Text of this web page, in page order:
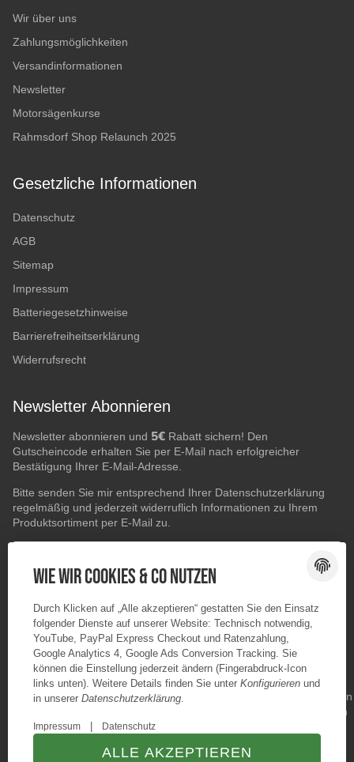
Wir über uns
Zahlungsmöglichkeiten
Versandinformationen
Newsletter
Motorsägenkurse
Rahmsdorf Shop Relaunch 2025
Gesetzliche Informationen
Datenschutz
AGB
Sitemap
Impressum
Batteriegesetzhinweise
Barrierefreiheitserklärung
Widerrufsrecht
Newsletter Abonnieren
Newsletter abonnieren und 5€ Rabatt sichern! Den
Gutscheincode erhalten Sie per E-Mail nach erfolgreicher
Bestätigung Ihrer E-Mail-Adresse.
Bitte senden Sie mir entsprechend Ihrer Datenschutzerklärung
regelmäßig und jederzeit widerruflich Informationen zu Ihrem
Produktsortiment per E-Mail zu.
ABONNIEREN
Wie wir Cookies & Co nutzen
Durch Klicken auf „Alle akzeptieren“ gestatten Sie den Einsatz
folgender Dienste auf unserer Website: Technisch notwendig,
YouTube, PayPal Express Checkout und Ratenzahlung,
Google Analytics 4, Google Ads Conversion Tracking. Sie
können die Einstellung jederzeit ändern (Fingerabdruck-Icon
links unten). Weitere Details finden Sie unter Konfigurieren und
in unserer Datenschutzerklärung.
Impressum Datenschutz
ALLE AKZEPTIEREN